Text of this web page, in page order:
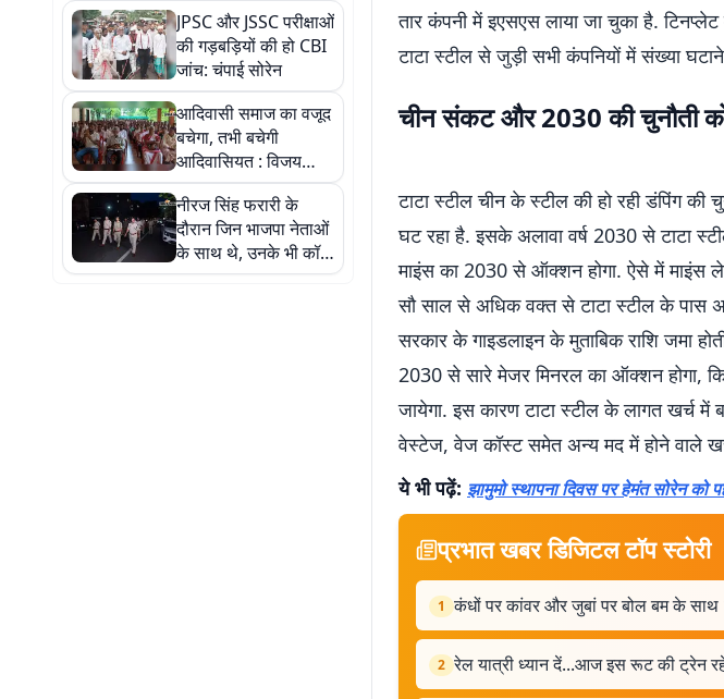
JPSC और JSSC परीक्षाओं
की गड़बड़ियों की हो CBI
जांच: चंपाई सोरेन
आदिवासी समाज का वजूद
बचेगा, तभी बचेगी
आदिवासियत : विजय
कुजूर
नीरज सिंह फरारी के
दौरान जिन भाजपा नेताओं
के साथ थे, उनके भी कॉल
डिटेल खंगाल रही पुलिस
तार कंपनी में इएसएस लाया जा चुका है.
टाटा स्टील से जुड़ी सभी कंपनियों में संख्या
चीन संकट और 2030 की चुनौती
टाटा स्टील चीन के स्टील की हो रही डंपिंग
घट रहा है. इसके अलावा वर्ष 2030 से टाटा
माइंस का 2030 से ऑक्शन होगा. ऐसे में माइंस
सौ साल से अधिक वक्त से टाटा स्टील के पास
सरकार के गाइडलाइन के मुताबिक राशि जमा
2030 से सारे मेजर मिनरल का ऑक्शन होगा,
जायेगा. इस कारण टाटा स्टील के लागत खर्च में
वेस्टेज, वेज कॉस्ट समेत अन्य मद में होने वाले
ये भी पढ़ें: झामुमो स्थापना दिवस पर हेमंत सोरेन को
प्रभात खबर डिजिटल टॉप स्टोरी
1 कंधों पर कांवर और जुबां पर बोल बम के साथ
2 रेल यात्री ध्यान दें...आज इस रूट की ट्रेन